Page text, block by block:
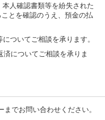
人確認書類等を紛失された
とを確認のうえ、預金の払
ついてご相談を承ります。
についてご相談を承りま
でお問い合わせください。